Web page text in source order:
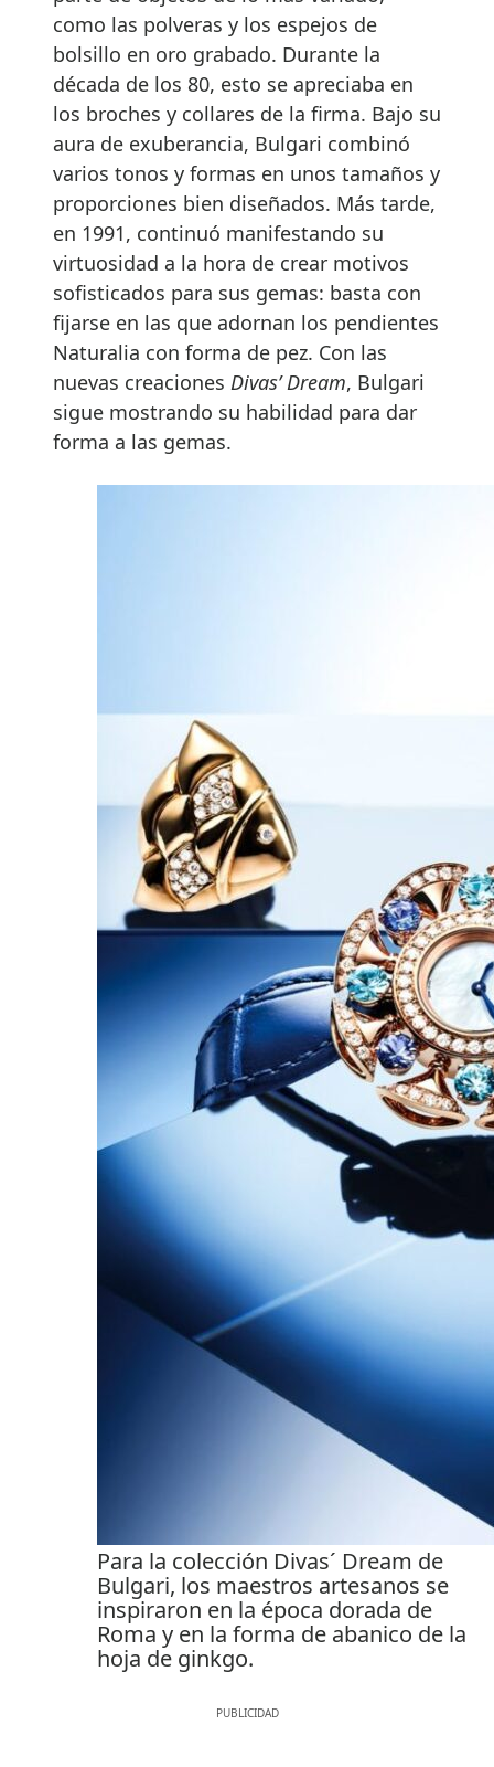
como las polveras y los espejos de
bolsillo en oro grabado. Durante la
década de los 80, esto se apreciaba en
los broches y collares de la firma. Bajo su
aura de exuberancia, Bulgari combinó
varios tonos y formas en unos tamaños y
proporciones bien diseñados. Más tarde,
en 1991, continuó manifestando su
virtuosidad a la hora de crear motivos
sofisticados para sus gemas: basta con
fijarse en las que adornan los pendientes
Naturalia con forma de pez. Con las
nuevas creaciones Divas’ Dream, Bulgari
sigue mostrando su habilidad para dar
forma a las gemas.
Para la colección Divas´ Dream de
Bulgari, los maestros artesanos se
inspiraron en la época dorada de
Roma y en la forma de abanico de la
hoja de ginkgo.